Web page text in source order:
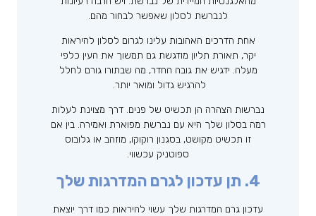
לנברשת לסלון שאפשר לבחור מהם.
אחת הדרכים האהובות עלינו לגרום לסלון להיראות
יקר, תאורת תליון מודגשת גם תמשוך את העין כלפי
מעלה. ידגיש את גובה החדר, מה שבתורו גורם לחלל
להרגיש גדול ומואר יותר.
נברשות הצהרה הן תכשיט של פנים. דרך מצוינת לעלות
רמה בסלון שלך היא עם נברשת מפוארת ואמירה. בין אם
זו תכשיט מקושט, בסגנון רוקוקו, מוזהב או גלובוס
ספוטניק עכשווי.
4. תן עדכון לגרם המדרגות שלך
עדכון גרם המדרגות שלך עשוי להיראות כמו דרך יוצאת